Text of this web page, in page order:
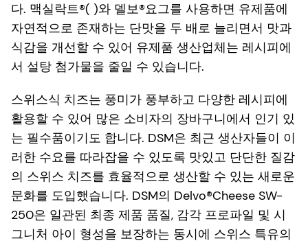
다. 맥실락트®( )와 델보®요그를 사용하면 유제품에
자연적으로 존재하는 단맛을 두 배로 늘리면서 맛과
식감을 개선할 수 있어 유제품 생산업체는 레시피에
서 설탕 첨가물을 줄일 수 있습니다.
스위스식 치즈는 풍미가 풍부하고 다양한 레시피에
활용할 수 있어 많은 소비자의 장바구니에서 인기 있
는 필수품이기도 합니다. DSM은 최근 생산자들이 이
러한 수요를 따라잡을 수 있도록 맛있고 단단한 질감
의 스위스 치즈를 효율적으로 생산할 수 있는 새로운
문화를 도입했습니다. DSM의 Delvo®Cheese SW-
250은 일관된 최종 제품 품질, 감각 프로파일 및 시
그니처 아이 형성을 보장하는 동시에 스위스 특유의